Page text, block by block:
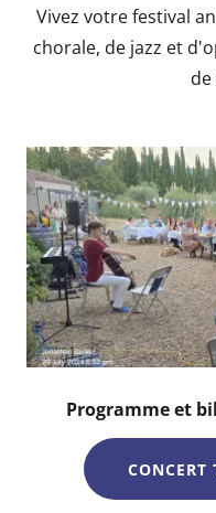
Vivez votre festival
chorale, de jazz et
de
Programme et
CONCERT